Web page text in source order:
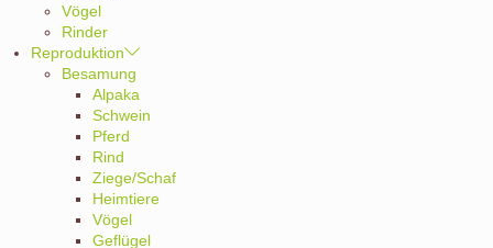
Vögel
Rinder
Reproduktion
Besamung
Alpaka
Schwein
Pferd
Rind
Ziege/Schaf
Heimtiere
Vögel
Geflügel